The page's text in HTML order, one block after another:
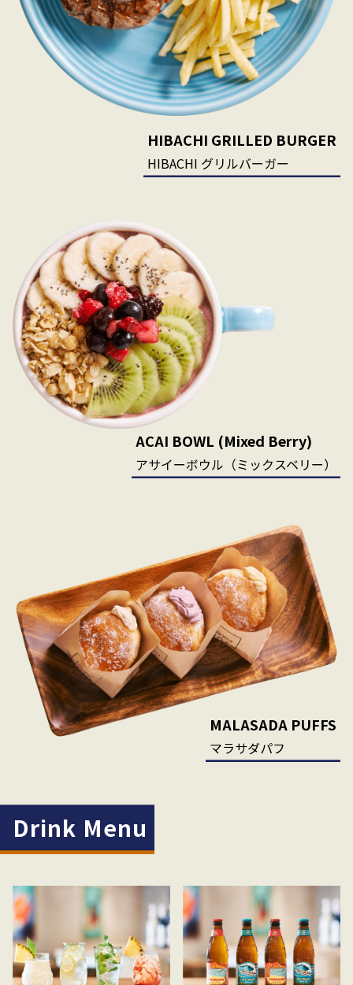
HIBACHI GRILLED BURGER
HIBACHI グリルバーガー
ACAI BOWL (Mixed Berry)
アサイーボウル（ミックスベリー）
MALASADA PUFFS
マラサダパフ
Drink Menu